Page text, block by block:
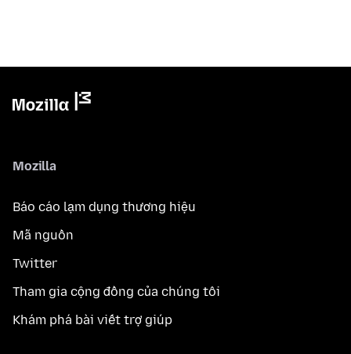
Mozilla
Báo cáo lạm dụng thương hiệu
Mã nguồn
Twitter
Tham gia cộng đồng của chúng tôi
Khám phá bài viết trợ giúp